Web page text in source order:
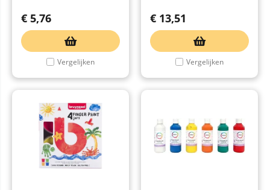
€ 5,76
Vergelijken
€ 13,51
Vergelijken